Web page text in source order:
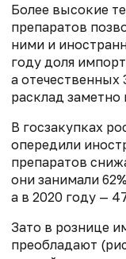
Более высокие
препаратов
ними и
году доля
а отечественных
расклад заметно
В госзакупках
опередили
препаратов
они занимали
а в 2020 году —
Зато в рознице
преобладают